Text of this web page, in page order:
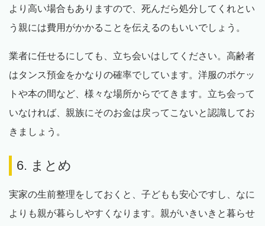
より高い場合もありますので、死んだら処分してくれとい
う親には費用がかかることを伝えるのもいいでしょう。
業者に任せるにしても、立ち会いはしてください。高齢者
はタンス預金をかなりの確率でしています。洋服のポケッ
トや本の間など、様々な場所からでてきます。立ち会って
いなければ、親族にそのお金は戻ってこないと認識してお
きましょう。
6. まとめ
実家の生前整理をしておくと、子どもも安心ですし、なに
よりも親が暮らしやすくなります。親がいきいきと暮らせ